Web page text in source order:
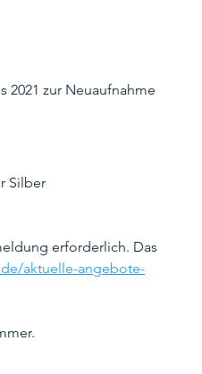
2021 zur Neuaufnahme
Silber
erforderlich. Das
aktuelle-angebote-